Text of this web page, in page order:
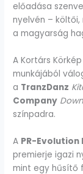
előadása
nyelvén –
a magyarság
A Kortárs
munkájából
a TranzDanz
Company Down
színpadra.
A PR-Evolution
premierje igazi
mint egy hűsítő